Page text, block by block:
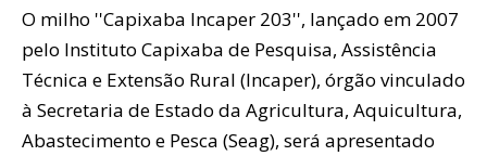
O milho ''Capixaba Incaper 203'', lançado em 2007
pelo Instituto Capixaba de Pesquisa, Assistência
Técnica e Extensão Rural (Incaper), órgão vinculado
à Secretaria de Estado da Agricultura, Aquicultura,
Abastecimento e Pesca (Seag), será apresentado